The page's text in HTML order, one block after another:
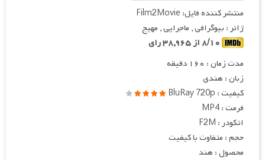
منتشر کننده فایل: Film2Movie
ژانر : بیوگرافی , ماجرایی , مهیج
مدت زمان : ۱۶۰ دقیقه
زبان : هندی
کیفیت : BluRay 720p
فرمت : MP4
انکودر : F2M
حجم : متفاوت با کیفیت
محصول : هند